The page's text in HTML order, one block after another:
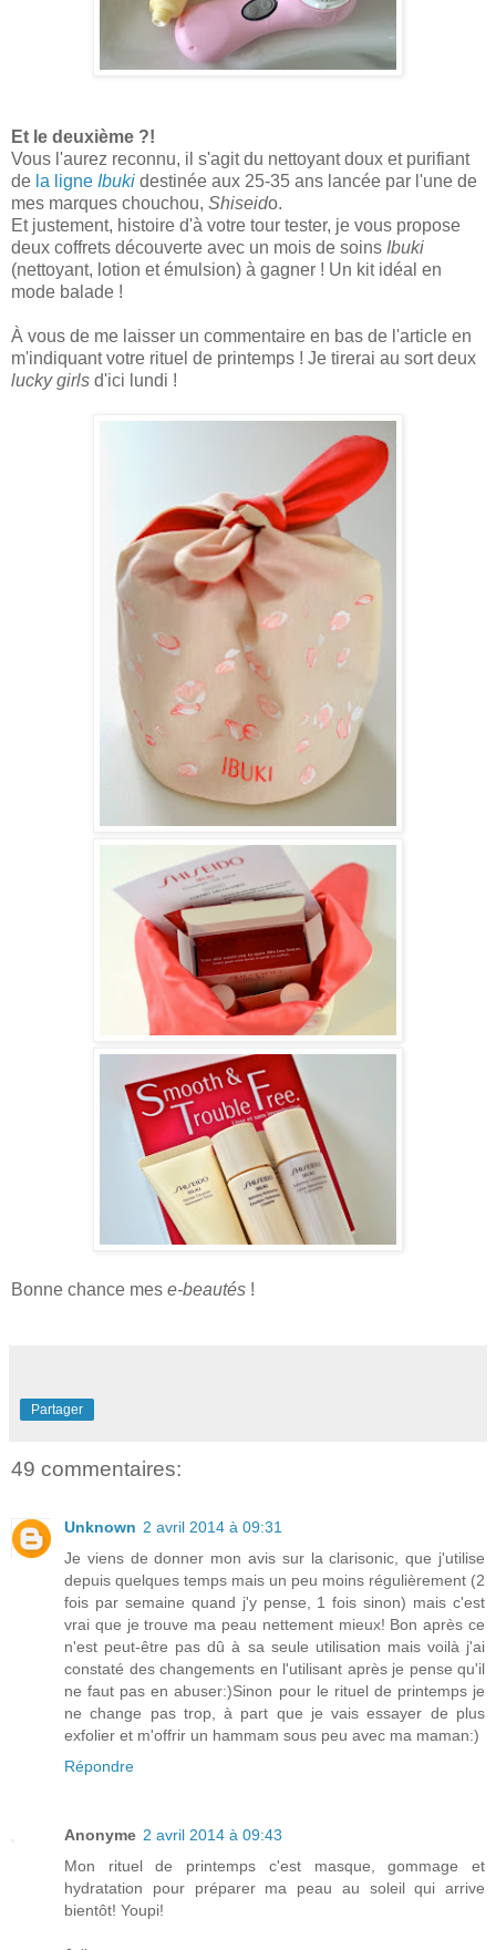
Et le deuxième ?!
Vous l'aurez reconnu, il s'agit du nettoyant doux et purifiant
de la ligne Ibuki destinée aux 25-35 ans lancée par l'une de
mes marques chouchou, Shiseido.
Et justement, histoire d'à votre tour tester, je vous propose
deux coffrets découverte avec un mois de soins Ibuki
(nettoyant, lotion et émulsion) à gagner ! Un kit idéal en
mode balade !
À vous de me laisser un commentaire en bas de l'article en
m'indiquant votre rituel de printemps ! Je tirerai au sort deux
lucky girls d'ici lundi !
Bonne chance mes e-beautés !
Partager
49 commentaires:
Unknown 2 avril 2014 à 09:31
Je viens de donner mon avis sur la clarisonic, que j'utilise
depuis quelques temps mais un peu moins régulièrement (2
fois par semaine quand j'y pense, 1 fois sinon) mais c'est
vrai que je trouve ma peau nettement mieux! Bon après ce
n'est peut-être pas dû à sa seule utilisation mais voilà j'ai
constaté des changements en l'utilisant après je pense qu'il
ne faut pas en abuser:)Sinon pour le rituel de printemps je
ne change pas trop, à part que je vais essayer de plus
exfolier et m'offrir un hammam sous peu avec ma maman:)
Répondre
Anonyme 2 avril 2014 à 09:43
Mon rituel de printemps c'est masque, gommage et
hydratation pour préparer ma peau au soleil qui arrive
bientôt! Youpi!